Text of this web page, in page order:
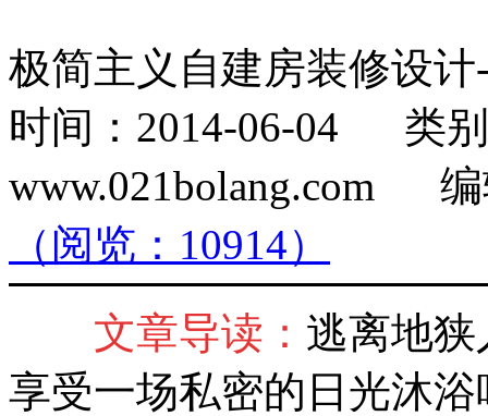
极简主义自建房装修设
时间：2014-06-04 类
www.021bolang.com
（阅览：10914）
文章导读： 逃离地
享受一场私密的日光沐